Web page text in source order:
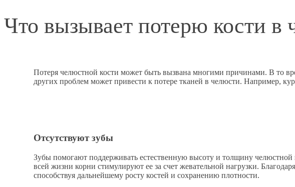
Что вызывает потерю кости в
Потеря челюстной кости может быть вызвана многими причинами. В то
других проблем может привести к потере тканей в челюсти. Например,
Отсутствуют зубы
Зубы помогают поддерживать естественную высоту и толщину челюстной
всей жизни корни стимулируют ее за счет жевательной нагрузки.
способствуя дальнейшему росту костей и сохранению плотности.